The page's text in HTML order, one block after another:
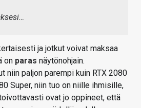
ja jotkut voivat maksaa
on paras näytönohjain.
niin paljon parempi kuin RTX 2080
Super, niin tuo on niille ihmisille,
ovat jo oppineet, että